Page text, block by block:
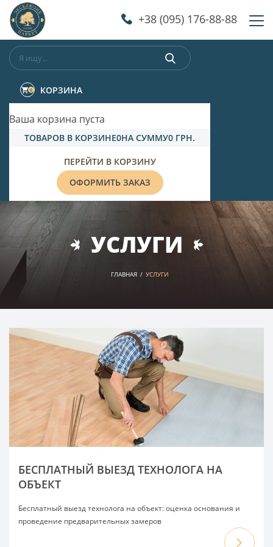
‎+38 (095) 176-88-88
0 КОРЗИНА
Ваша корзина пуста
ТОВАРОВ В КОРЗИНЕ0НА СУММУ0 ГРН.
ПЕРЕЙТИ В КОРЗИНУ
ОФОРМИТЬ ЗАКАЗ
УСЛУГИ
ГЛАВНАЯ / УСЛУГИ
БЕСПЛАТНЫЙ ВЫЕЗД ТЕХНОЛОГА НА
ОБЪЕКТ
Бесплатный выезд технолога на объект: оценка основания и
проведение предварительных замеров